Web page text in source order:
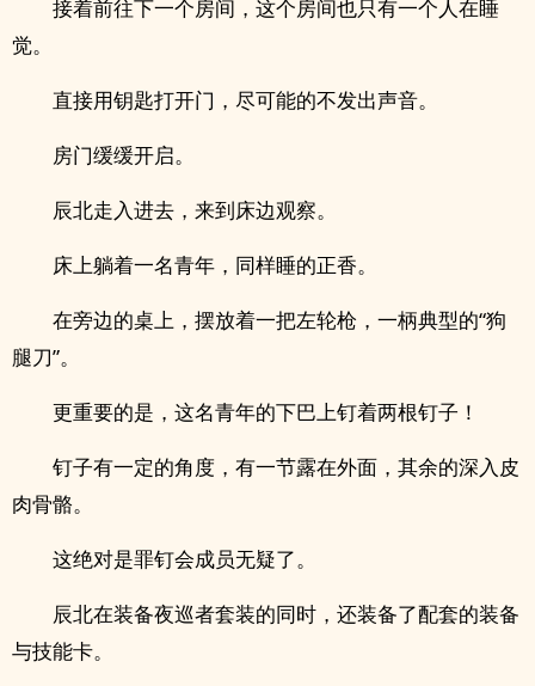
接着前往下一个房间，这个房间也只有一个人在睡
觉。
直接用钥匙打开门，尽可能的不发出声音。
房门缓缓开启。
辰北走入进去，来到床边观察。
床上躺着一名青年，同样睡的正香。
在旁边的桌上，摆放着一把左轮枪，一柄典型的“狗
腿刀”。
更重要的是，这名青年的下巴上钉着两根钉子！
钉子有一定的角度，有一节露在外面，其余的深入皮
肉骨骼。
这绝对是罪钉会成员无疑了。
辰北在装备夜巡者套装的同时，还装备了配套的装备
与技能卡。